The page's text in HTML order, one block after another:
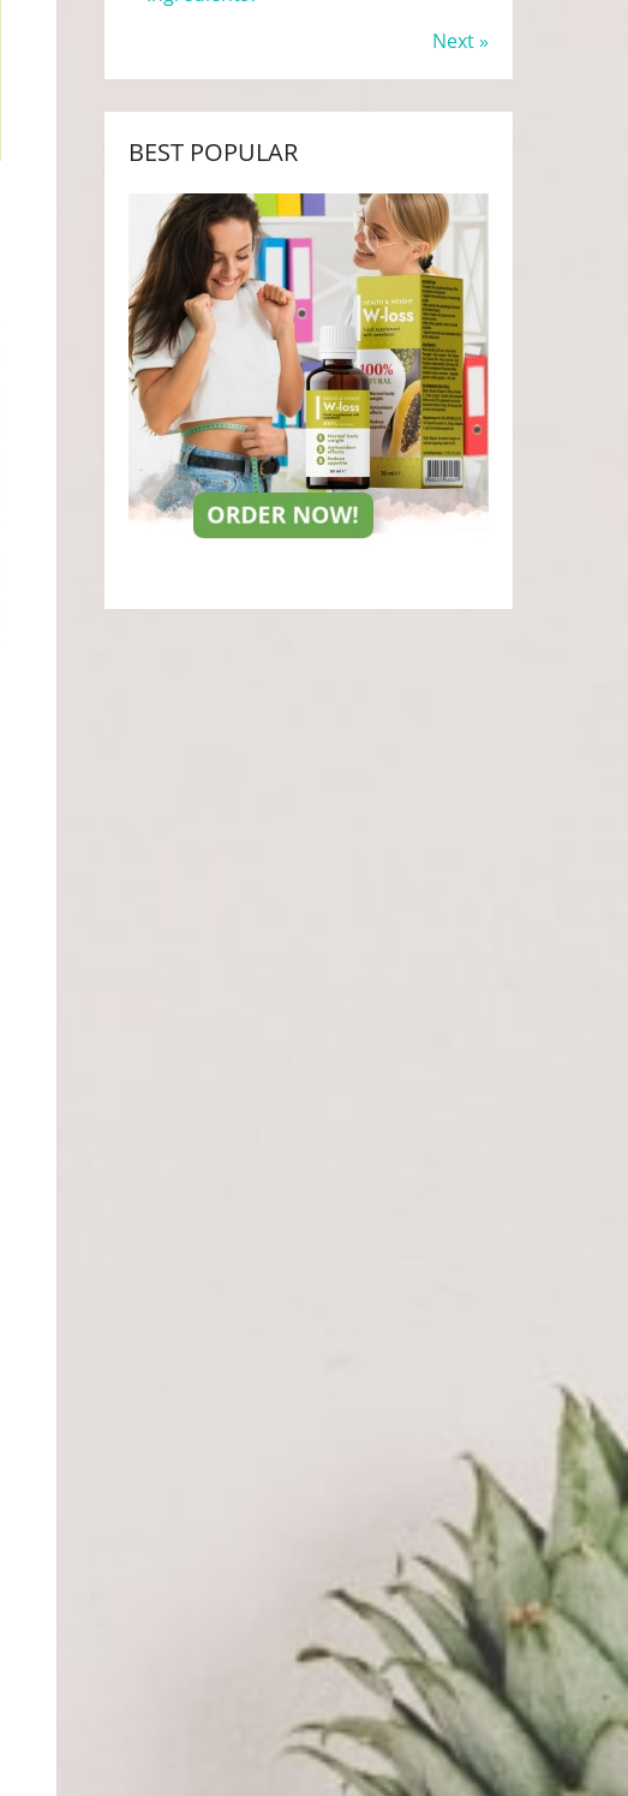
Next »
BEST POPULAR